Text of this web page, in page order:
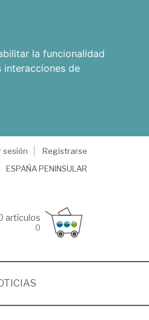
la funcionalidad
interacciones de
sesión
Registrarse
ESPAÑA PENINSULAR
artículos
0